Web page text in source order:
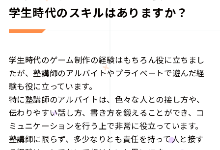
学生時代のスキルはありますか？
学生時代のゲーム制作の経験はもちろん役に立ちまし
たが、塾講師のアルバイトやプライベートで遊んだ経
験も役に立っています。
特に塾講師のアルバイトは、色々な人との接し方や、
伝わりやすい話し方、書き方を鍛えることができ、コ
ミュニケーションを行う上で非常に役立っています。
塾講師に限らず、多少なりとも責任を持って人と接す